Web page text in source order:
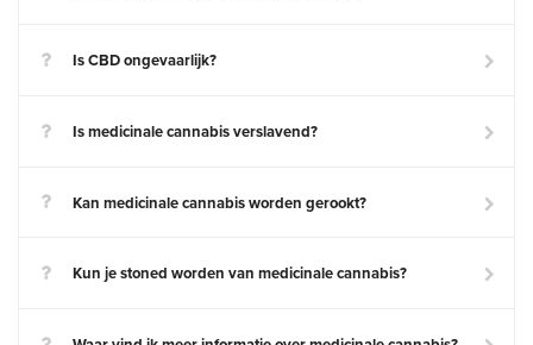
Is CBD ongevaarlijk?
Is medicinale cannabis verslavend?
Kan medicinale cannabis worden gerookt?
Kun je stoned worden van medicinale cannabis?